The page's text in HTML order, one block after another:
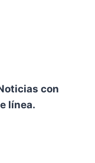
con
línea.